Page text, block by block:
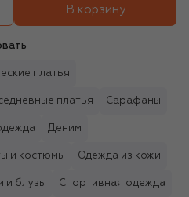
В корзину
платья
платья Сарафаны
Деним
и костюмы Одежда из кожи
и блузы Спортивная одежда